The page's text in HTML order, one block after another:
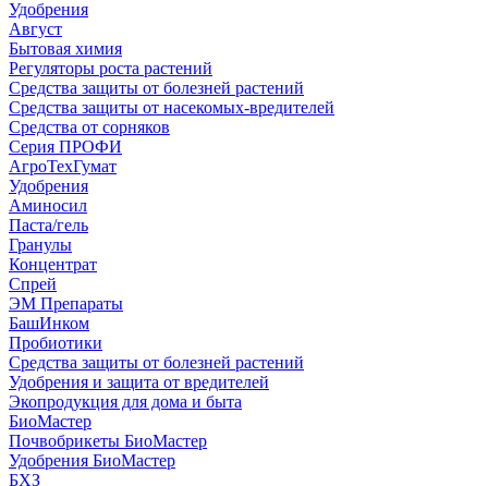
Удобрения
Август
Бытовая химия
Регуляторы роста растений
Средства защиты от болезней растений
Средства защиты от насекомых-вредителей
Средства от сорняков
Серия ПРОФИ
АгроТехГумат
Удобрения
Аминосил
Паста/гель
Гранулы
Концентрат
Спрей
ЭМ Препараты
БашИнком
Пробиотики
Средства защиты от болезней растений
Удобрения и защита от вредителей
Экопродукция для дома и быта
БиоМастер
Почвобрикеты БиоМастер
Удобрения БиоМастер
БХЗ